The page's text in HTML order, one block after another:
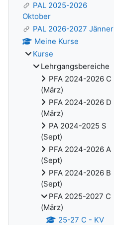
PAL 2025-2026
Oktober
PAL 2026-2027 Jänner
Meine Kurse
Kurse
Lehrgangsbereiche
PFA 2024-2026 C
(März)
PFA 2024-2026 D
(März)
PA 2024-2025 S
(Sept)
PFA 2024-2026 A
(Sept)
PFA 2024-2026 B
(Sept)
PFA 2025-2027 C
(März)
25-27 C - KV